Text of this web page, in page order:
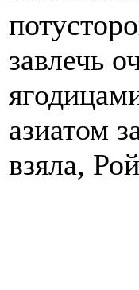
завлечь
азиатом
взяла,